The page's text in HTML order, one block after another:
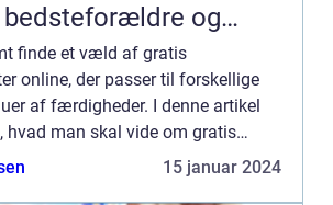
og
at skabe
personlige stykker tøj
finde et væld af gratis
online, der passer til forskellige
af færdigheder. I denne artikel
hvad man skal vide om gratis
til børn samt hvordan dette
15 januar 2024